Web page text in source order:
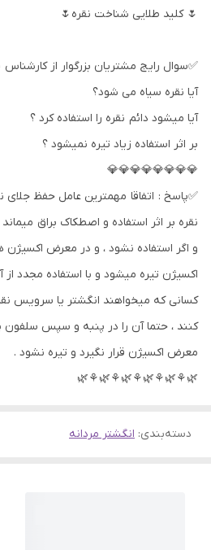
🌷 کلید طلایی شناخت نقره🌷
✅سوال رایج مشتریان بزرگوار از کارشناس
آیا نقره سیاه می شود؟
آیا میشود دائم نقره را استفاده کرد ؟
بر اثر استفاده زیاد تیره نمیشود ؟
💎💎💎💎💎💎💎💎
✅پاسخ : اتفاقا مهمترین عامل حفظ جلای
نقره بر اثر استفاده و اصطکاک براق میماند
و اگر استفاده نشود ، و در معرض اکسیژن
اکسیژن تیره میشود و با استفاده مجدد
کسانی که میخواهند انگشتر یا سرویس
کنند ، حتما آن را در پنبه و سپس سلفون
معرض اکسیژن قرار نگیرد و تیره نشود .
🌿⚘🌿⚘🌿⚘🌿⚘🌿⚘🌿
دسته‌بندی: انگشتر مردانه